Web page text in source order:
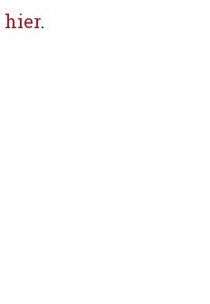
hier.